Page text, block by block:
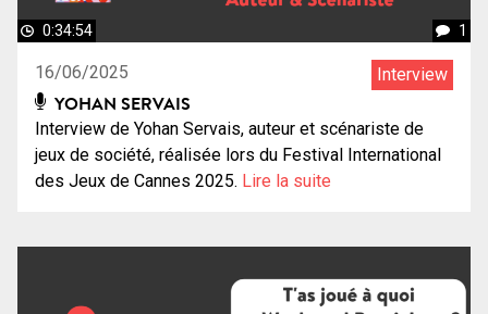
0:34:54 1
16/06/2025 Interview
YOHAN SERVAIS
Interview de Yohan Servais, auteur et scénariste de
jeux de société, réalisée lors du Festival International
des Jeux de Cannes 2025. Lire la suite